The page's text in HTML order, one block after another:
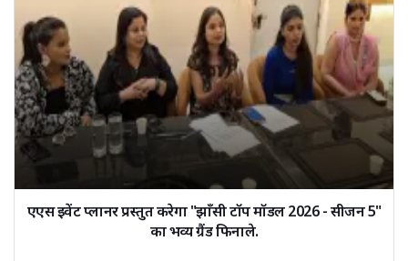
एएस इवेंट प्लानर प्रस्तुत करेगा "झाँसी टॉप मॉडल 2026 - सीजन 5"
का भव्य ग्रैंड फिनाले.